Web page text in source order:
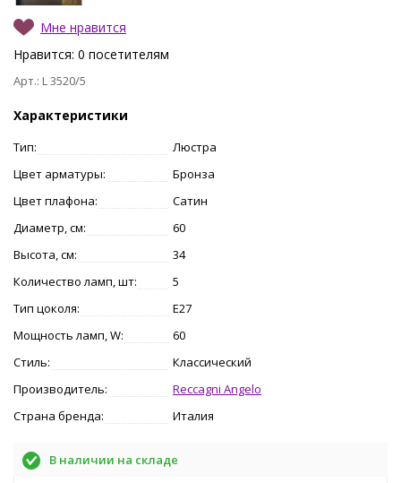
Мне нравится
Нравится: 0 посетителям
Арт.: L 3520/5
Характеристики
Тип:
Люстра
Цвет арматуры:
Бронза
Цвет плафона:
Сатин
Диаметр, см:
60
Высота, см:
34
Количество ламп, шт:
5
Тип цоколя:
E27
Мощность ламп, W:
60
Стиль:
Классический
Производитель:
Reccagni Angelo
Страна бренда:
Италия
В наличии на складе